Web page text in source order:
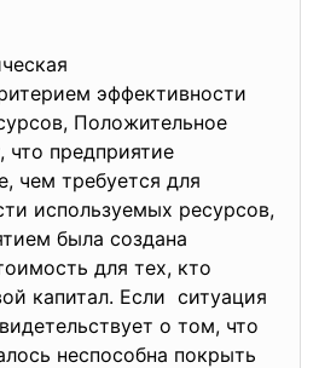
эффективности
Положительное
что предприятие
чем требуется для
используемых ресурсов,
была создана
для тех, кто
капитал. Если ситуация
о том, что
неспособна покрыть